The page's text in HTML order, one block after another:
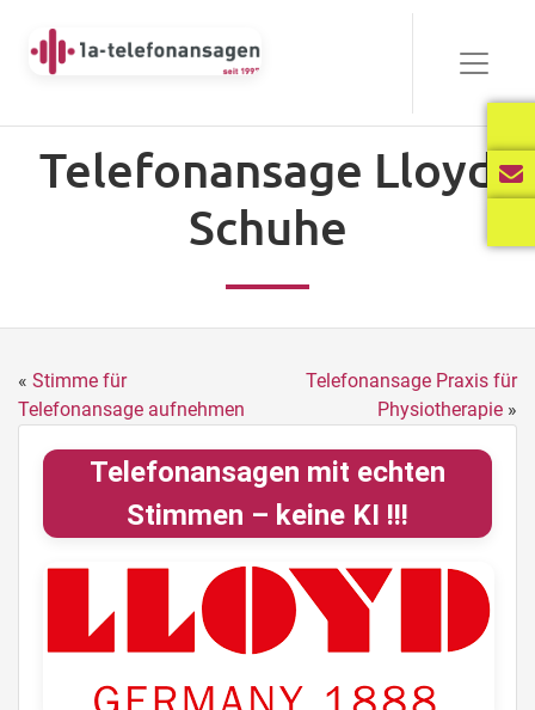
Telefonansage Lloyd
Schuhe
« Stimme für
Telefonansage aufnehmen
Telefonansage Praxis für
Physiotherapie »
Telefonansagen mit echten
Stimmen – keine KI !!!